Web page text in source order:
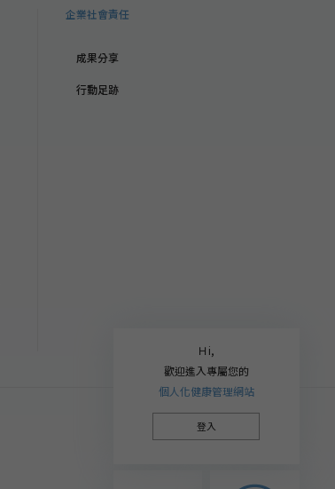
企業社會責任
成果分享
行動足跡
Ｈi,
歡迎進入專屬您的
個人化健康管理網站
登入